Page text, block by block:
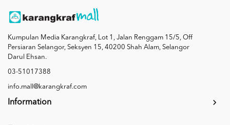
Kumpulan Media Karangkraf, Lot 1, Jalan Renggam 15/5, Off
Persiaran Selangor, Seksyen 15, 40200 Shah Alam, Selangor
Darul Ehsan.
03-51017388
info.mall@karangkraf.com
Information